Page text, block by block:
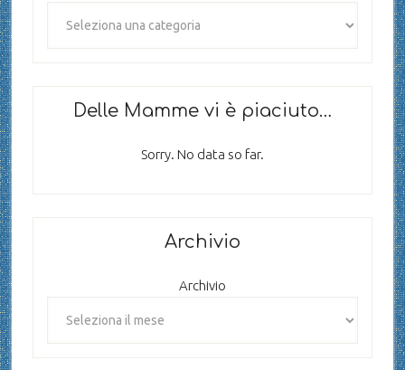
Delle Mamme vi è piaciuto…
Sorry. No data so far.
Archivio
Archivio